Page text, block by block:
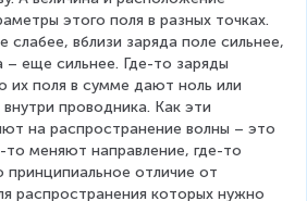
этого поля в разных точках.
слабее, вблизи заряда поле сильнее,
– еще сильнее. Где-то заряды
их поля в сумме дают ноль или
проводника. Как эти
на распространение волны – это
то меняют направление, где-то
отличие от
распространения которых нужно